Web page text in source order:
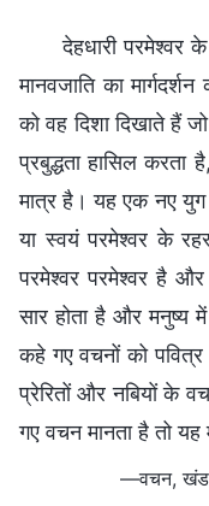
देहधारी
मानवजाति का
को वह दिशा दिखाते हैं
प्रबुद्धता हासिल
मात्र है। यह एक नए युग
या स्वयं परमेश्वर के
परमेश्वर परमेश्वर है
सार होता है और मनुष्य में
कहे गए वचनों को
प्रेरितों और नबियों के
गए वचन मानता है तो यह
—वचन, खंड